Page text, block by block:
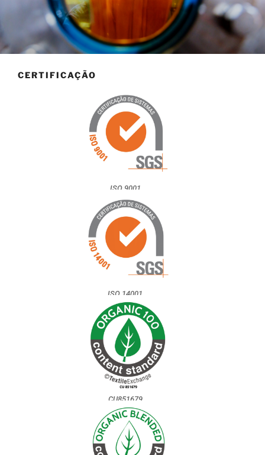
CERTIFICAÇÃO
ISO 9001
ISO 14001
CU851679